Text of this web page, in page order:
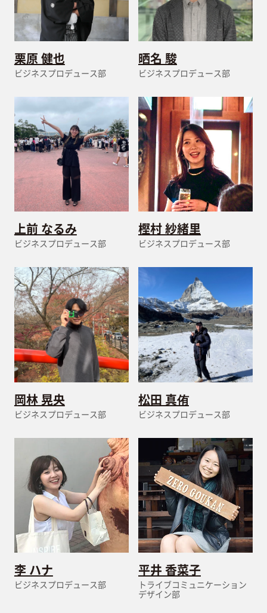
栗原 健也
ビジネスプロデュース部
晒名 駿
ビジネスプロデュース部
上前 なるみ
ビジネスプロデュース部
樫村 紗緒里
ビジネスプロデュース部
岡林 晃央
ビジネスプロデュース部
松田 真侑
ビジネスプロデュース部
李 ハナ
ビジネスプロデュース部
平井 香菜子
トライブコミュニケーション
デザイン部